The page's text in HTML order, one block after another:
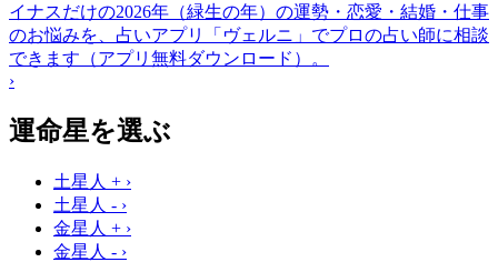
イナスだけの2026年（緑生の年）の運勢・恋愛・結婚・仕事
のお悩みを、占いアプリ「ヴェルニ」でプロの占い師に相談
できます（アプリ無料ダウンロード）。
›
運命星を選ぶ
土星人 + ›
土星人 - ›
金星人 + ›
金星人 - ›